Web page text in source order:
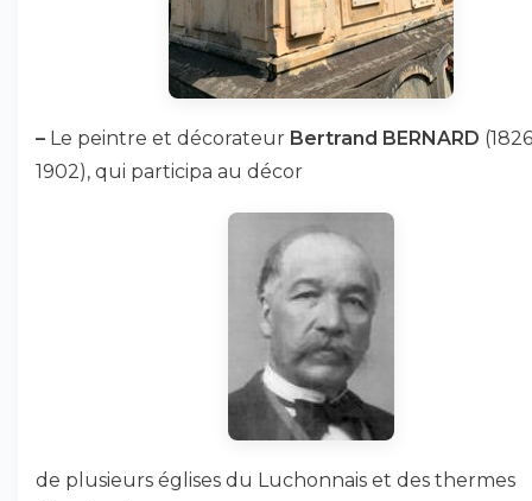
– Le peintre et décorateur Bertrand BERNARD
1902), qui participa au décor
de plusieurs églises du Luchonnais et des thermes